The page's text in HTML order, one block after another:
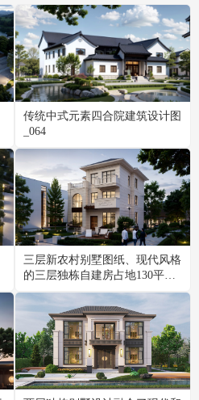
传统中式元素四合院建筑设计图
_064
三层新农村别墅图纸、现代风格
的三层独栋自建房占地130平米
_A036